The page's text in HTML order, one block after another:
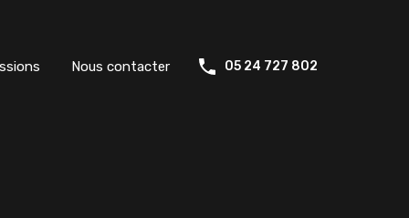
Nous contacter 05 24 727 802